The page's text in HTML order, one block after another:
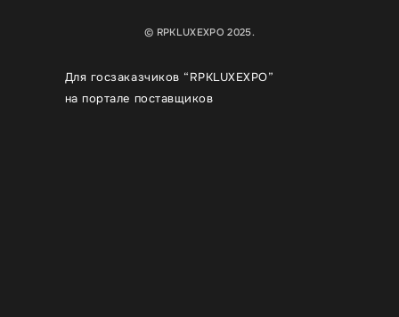
© RPKLUXEXPO 2025.
Для госзаказчиков “RPKLUXEXPO”
на портале поставщиков